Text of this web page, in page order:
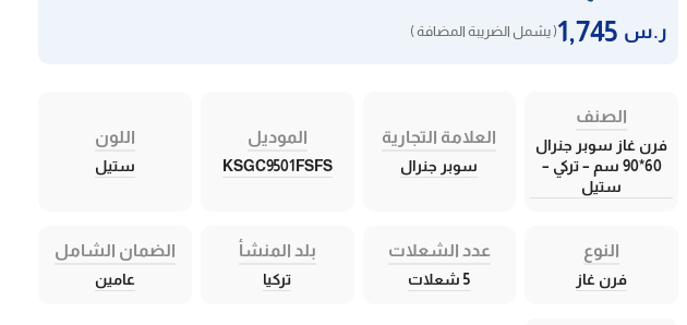
ر.س ( يشمل الضريبة المضافة )
الصنف
فرن غاز سوبر جنرال
60*90 سم – تركي –
ستيل
العلامة التجارية
سوبر جنرال
الموديل
KSGC9501FSFS
اللون
ستيل
النوع
فرن غاز
عدد الشعلات
5 شعلات
بلد المنشأ
تركيا
الضمان الشامل
عامين